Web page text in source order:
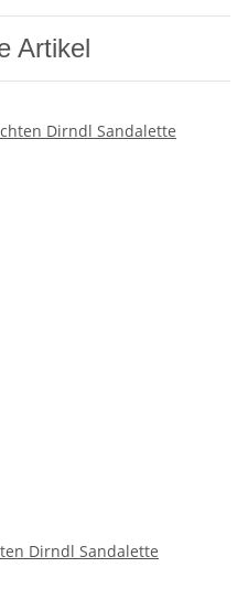
Artikel
Dirndl Sandalette